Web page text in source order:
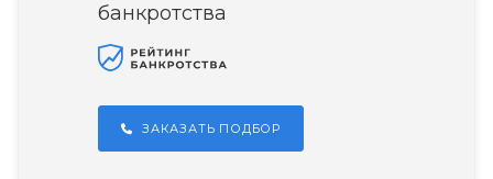
банкротства
ЗАКАЗАТЬ ПОДБОР